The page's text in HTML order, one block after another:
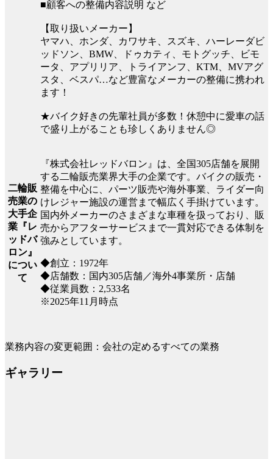
■顧客への整備内容説明 など
【取り扱いメーカー】
ヤマハ、ホンダ、カワサキ、スズキ、ハーレーダビ
ッドソン、BMW、ドゥカティ、モトグッチ、ビモ
ータ、アプリリア、トライアンフ、KTM、MVアグ
スタ、ベスパ…など豊富なメーカーの整備に携われ
ます！
★バイク好きの先輩社員が多数！休憩中に愛車の話
で盛り上がることも珍しくありません◎
二輪販
売業の
大手企
業『レ
ッドバ
ロン』
につい
て
『株式会社レッドバロン』は、全国305店舗を展開
する二輪販売業界大手の企業です。バイクの販売・
整備を中心に、パーツ販売や海外事業、ライダー向
けレジャー施設の運営まで幅広く手掛けています。
国内外メーカーのさまざまな車種を扱っており、販
売からアフターサービスまで一貫対応できる体制を
強みとしています。
◆創立：1972年
◆店舗数：国内305店舗／海外4事業所・店舗
◆従業員数：2,533名
※2025年11月時点
業務内容の変更範囲：会社の定めるすべての業務
ギャラリー